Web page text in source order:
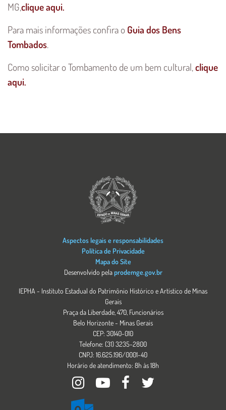
MG,clique aqui.
Para mais informações confira o Guia dos Bens
Tombados.
Como solicitar o Tombamento de um bem cultural,clique
aqui.
Imagem
Aspectos legais e responsabilidades
Política de Privacidade
Mapa do Site
Desenvolvido pelaprodemge.gov.br
IEPHA - Instituto Estadual do Patrimônio Histórico e Artístico de Minas
Gerais
Praça da Liberdade, 470, Funcionários
Belo Horizonte - Minas Gerais
CEP: 30140-010
Telefone: (31) 3235-2800
CNPJ: 16.625.196/0001-40
Horário de atendimento: 8h às 18h
Imagem